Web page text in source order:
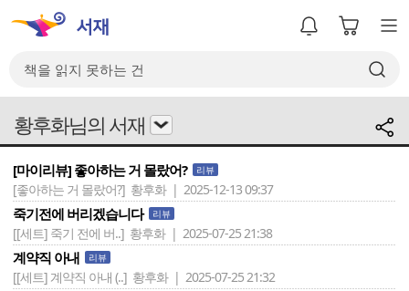
황후화님의 서재
[마이리뷰] 좋아하는 거 몰랐어? 리뷰
[좋아하는 거 몰랐어?] 황후화 | 2025-12-13 09:37
죽기전에 버리겠습니다 리뷰
[[세트] 죽기 전에 버..] 황후화 | 2025-07-25 21:38
계약직 아내 리뷰
[[세트] 계약직 아내 (..] 황후화 | 2025-07-25 21:32